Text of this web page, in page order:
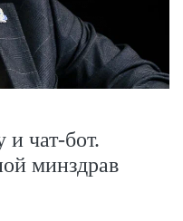
чат-бот.
минздрав